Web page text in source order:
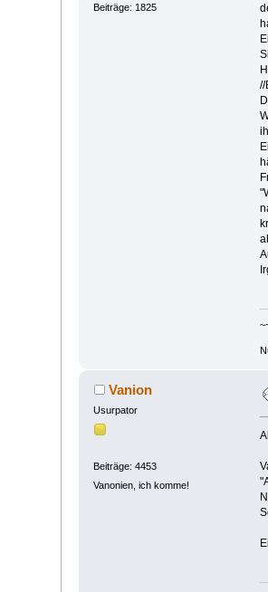
Beiträge: 1825
//
Vanion
Usurpator
Beiträge: 4453
Vanonien, ich komme!